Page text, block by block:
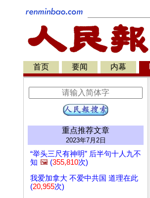
首页 要闻 内幕
重点推荐文章
2023年7月2日
“举头三尺有神明” 后半句十人九不
知 🖼️ (355,810次)
我爱加拿大 不爱中共国 道理在此
(20,955次)